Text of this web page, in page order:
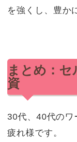
を強くし、豊か
まとめ：
資
30代、40代のワ
疲れ様です。